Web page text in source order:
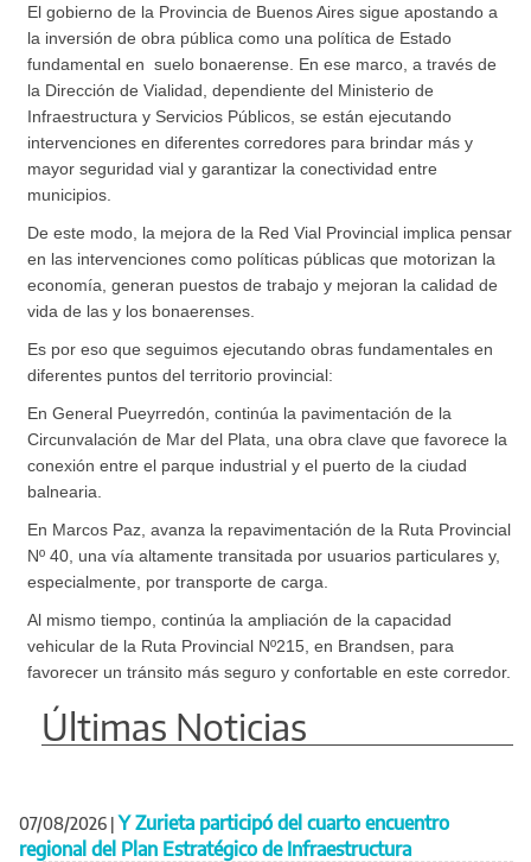
El gobierno de la Provincia de Buenos Aires sigue apostando a
la inversión de obra pública como una política de Estado
fundamental en suelo bonaerense. En ese marco, a través de
la Dirección de Vialidad, dependiente del Ministerio de
Infraestructura y Servicios Públicos, se están ejecutando
intervenciones en diferentes corredores para brindar más y
mayor seguridad vial y garantizar la conectividad entre
municipios.
De este modo, la mejora de la Red Vial Provincial implica pensar
en las intervenciones como políticas públicas que motorizan la
economía, generan puestos de trabajo y mejoran la calidad de
vida de las y los bonaerenses.
Es por eso que seguimos ejecutando obras fundamentales en
diferentes puntos del territorio provincial:
En General Pueyrredón, continúa la pavimentación de la
Circunvalación de Mar del Plata, una obra clave que favorece la
conexión entre el parque industrial y el puerto de la ciudad
balnearia.
En Marcos Paz, avanza la repavimentación de la Ruta Provincial
Nº 40, una vía altamente transitada por usuarios particulares y,
especialmente, por transporte de carga.
Al mismo tiempo, continúa la ampliación de la capacidad
vehicular de la Ruta Provincial Nº215, en Brandsen, para
favorecer un tránsito más seguro y confortable en este corredor.
Últimas Noticias
07/08/2026 | Y Zurieta participó del cuarto encuentro
regional del Plan Estratégico de Infraestructura